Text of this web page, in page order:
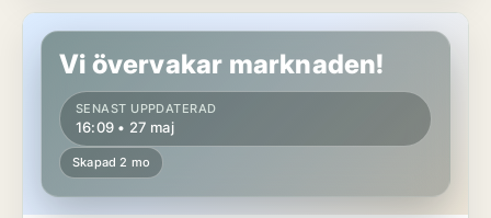
Industrilokal i Nyköping
Vi övervakar marknaden!
SENAST UPPDATERAD
16:09 • 27 maj
Skapad 2 mo